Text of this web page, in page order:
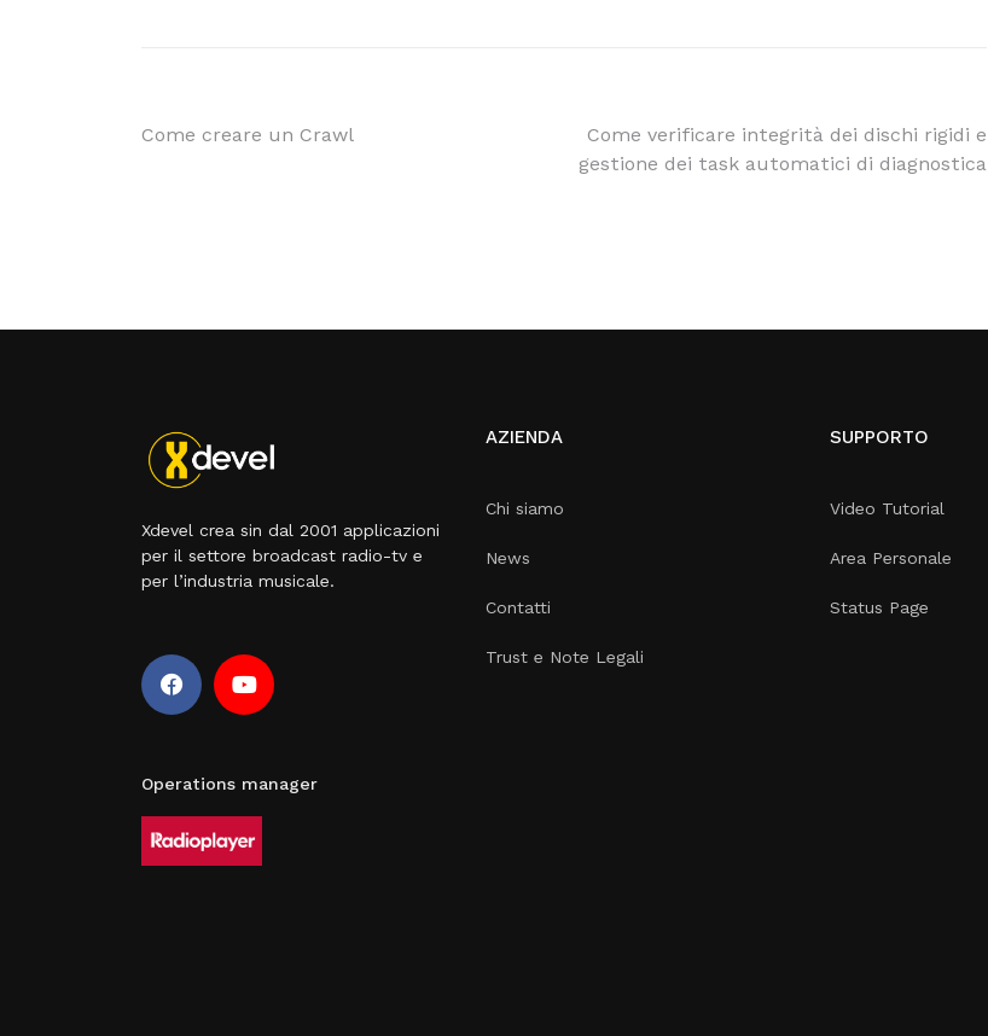
Come creare un Crawl
Come verificare integrità dei dischi rigidi e
gestione dei task automatici di diagnostica
Xdevel crea sin dal 2001 applicazioni
per il settore broadcast radio-tv e
per l’industria musicale.
Operations manager
AZIENDA
Chi siamo
News
Contatti
Trust e Note Legali
SUPPORTO
Video Tutorial
Area Personale
Status Page